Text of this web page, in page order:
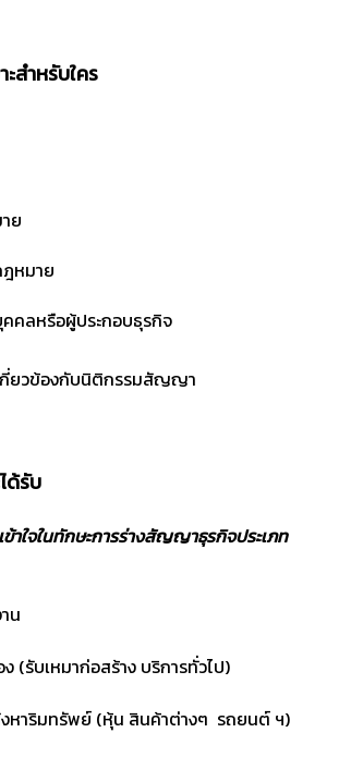
สำหรับใคร
ย
ฎหมาย
คคลหรือผู้ประกอบธุรกิจ
กี่ยวข้องกับนิติกรรมสัญญา
ด้รับ
ใจในทักษะการร่างสัญญาธุรกิจประเภท
น
รับเหมาก่อสร้าง บริการทั่วไป)
าริมทรัพย์ (หุ้น สินค้าต่างๆ รถยนต์ ฯ)